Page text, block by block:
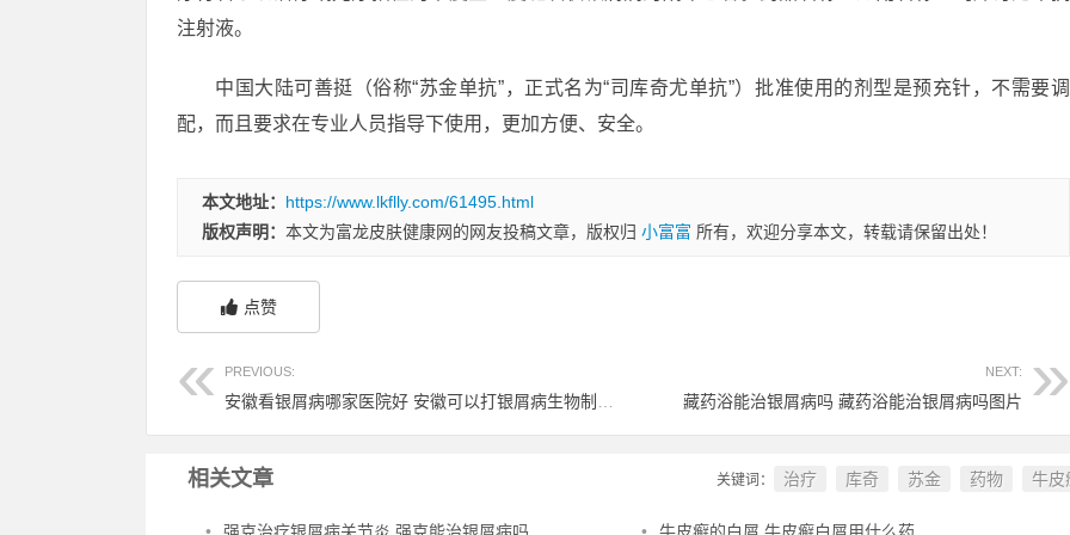
注射液。
中国大陆可善挺（俗称“苏金单抗”，正式名为“司库奇尤单抗”）批准使用的剂型是预充针，不需要调
配，而且要求在专业人员指导下使用，更加方便、安全。
本文地址： https://www.lkflly.com/61495.html
版权声明： 本文为富龙皮肤健康网的网友投稿文章，版权归 小富富 所有，欢迎分享本文，转载请保留出处！
点赞
PREVIOUS: NEXT:
藏药浴能治银屑病吗 藏药浴能治银屑病吗图片
相关文章 关键词： 治疗 库奇 苏金 药物 牛皮